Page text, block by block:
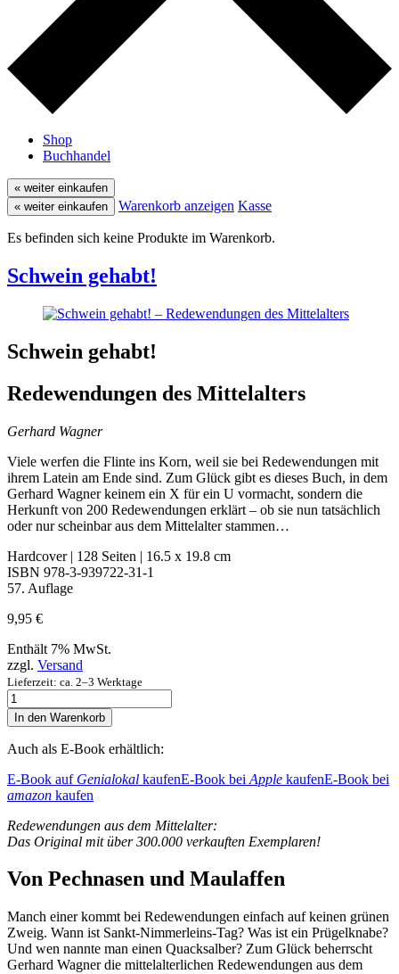
Shop
Buchhandel
« weiter einkaufen
« weiter einkaufen
Warenkorb anzeigen Kasse
Es befinden sich keine Produkte im Warenkorb.
Schwein gehabt!
Schwein gehabt!
Redewendungen des Mittelalters
Gerhard Wagner
Viele werfen die Flinte ins Korn, weil sie bei Redewendungen mit
ihrem Latein am Ende sind. Zum Glück gibt es dieses Buch, in dem
Gerhard Wagner keinem ein X für ein U vormacht, sondern die
Herkunft von 200 Redewendungen erklärt – ob sie nun tatsächlich
oder nur scheinbar aus dem Mittelalter stammen…
Hardcover | 128 Seiten | 16.5 x 19.8 cm
ISBN 978-3-939722-31-1
57. Auflage
9,95 €
Enthält 7% MwSt.
zzgl. Versand
Lieferzeit: ca. 2–3 Werktage
Schwein
gehabt!
Menge
In den Warenkorb
Auch als E-Book erhältlich:
E-Book auf Genialokal kaufenE-Book bei Apple kaufenE-Book bei
amazon kaufen
Redewendungen aus dem Mittelalter:
Das Original mit über 300.000 verkauften Exemplaren!
Von Pechnasen und Maulaffen
Manch einer kommt bei Redewendungen einfach auf keinen grünen
Zweig. Wann ist Sankt-Nimmerleins-Tag? Was ist ein Prügelknabe?
Und wen nannte man einen Quacksalber? Zum Glück beherrscht
Gerhard Wagner die mittelalterlichen Redewendungen aus dem